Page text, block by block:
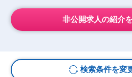
非公開求人の紹介
検索条件を変